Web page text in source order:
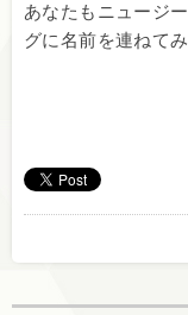
あなたもニュージ
グに名前を連ねて